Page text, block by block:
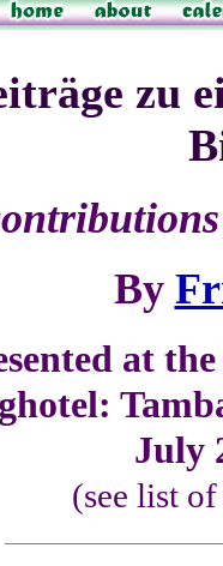
zu
By
at
July
(see list